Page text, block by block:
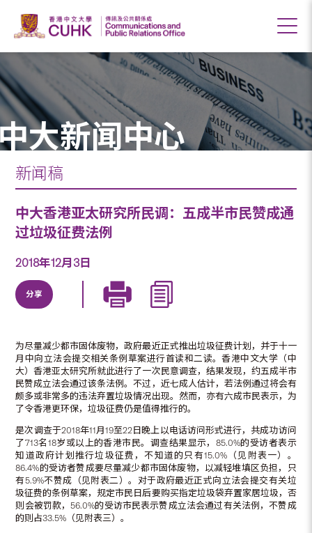
大新闻中心
新闻稿
中大香港亚太研究所民调：五成半市民赞成通
过垃圾征费法例
2018年12月3日
分享
为尽量减少都市固体废物，政府最近正式推出垃圾征费计划，并于十一
月中向立法会提交相关条例草案进行首读和二读。香港中文大学（中
大）香港亚太研究所就此进行了一次民意调查，结果发现，约五成半市
民赞成立法会通过该条法例。不过，近七成人估计，若法例通过将会有
颇多或非常多的违法弃置垃圾情况出现。然而，亦有六成市民表示，为
了令香港更环保，垃圾征费仍是值得推行的。
是次调查于2018年11月19至22日晚上以电话访问形式进行，共成功访问
了713名18岁或以上的香港市民。调查结果显示，85.0%的受访者表示
知道政府计划推行垃圾征费，不知道的只有15.0%（见附表一）。
86.4%的受访者赞成要尽量减少都市固体废物，以减轻堆填区负担，只
有5.9%不赞成（见附表二）。对于政府最近正式向立法会提交有关垃
圾征费的条例草案，规定市民日后要购买指定垃圾袋弃置家居垃圾，否
则会被罚款，56.0%的受访市民表示赞成立法会通过有关法例，不赞成
的则占33.5%（见附表三）。